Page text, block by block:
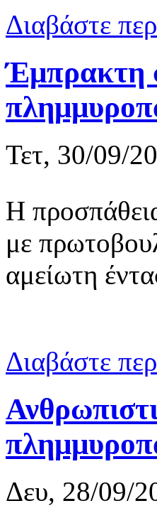
Διαβάστε
Έμπρακτη
Τετ, 30/09/
Η
με
αμείωτη
Διαβάστε
Δευ, 28/09/